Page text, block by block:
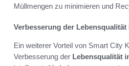
Müllmengen zu minimieren und
Verbesserung der Lebensqualität
Ein weiterer Vorteil von Smart City
Verbesserung der Lebensqualität